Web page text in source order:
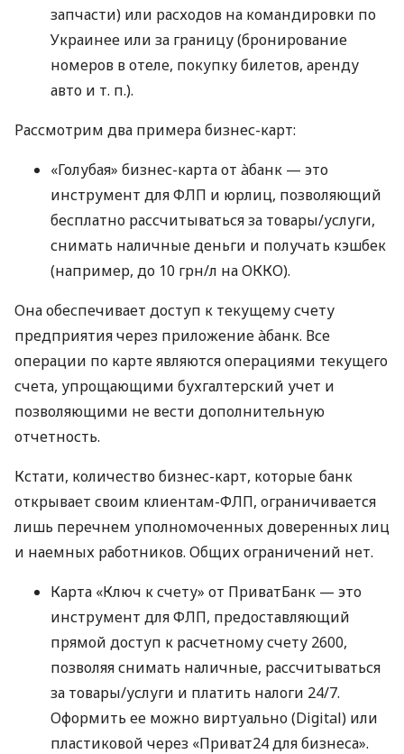
запчасти) или расходов на командировки по
Украинее или за границу (бронирование
номеров в отеле, покупку билетов, аренду
авто и т. п.).
Рассмотрим два примера бизнес-карт:
«Голубая» бизнес-карта от àбанк — это
инструмент для ФЛП и юрлиц, позволяющий
бесплатно рассчитываться за товары/услуги,
снимать наличные деньги и получать кэшбек
(например, до 10 грн/л на ОККО).
Она обеспечивает доступ к текущему счету
предприятия через приложение àбанк. Все
операции по карте являются операциями текущего
счета, упрощающими бухгалтерский учет и
позволяющими не вести дополнительную
отчетность.
Кстати, количество бизнес-карт, которые банк
открывает своим клиентам-ФЛП, ограничивается
лишь перечнем уполномоченных доверенных лиц
и наемных работников. Общих ограничений нет.
Карта «Ключ к счету» от ПриватБанк — это
инструмент для ФЛП, предоставляющий
прямой доступ к расчетному счету 2600,
позволяя снимать наличные, рассчитываться
за товары/услуги и платить налоги 24/7.
Оформить ее можно виртуально (Digital) или
пластиковой через «Приват24 для бизнеса».